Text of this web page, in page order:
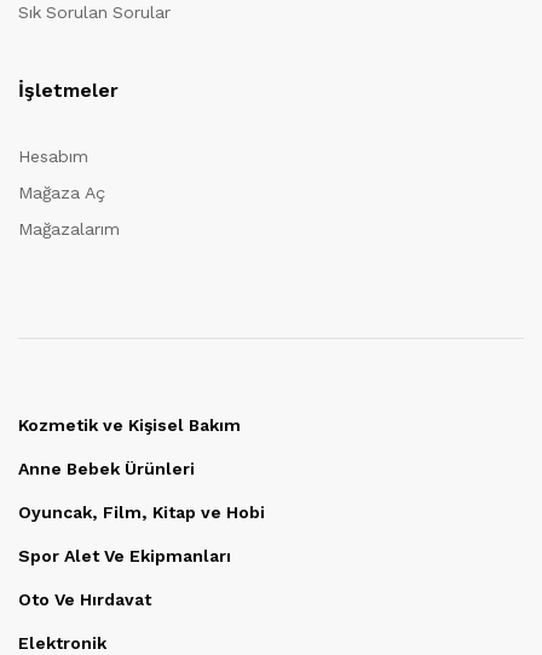
Sık Sorulan Sorular
İşletmeler
Hesabım
Mağaza Aç
Mağazalarım
Kozmetik ve Kişisel Bakım
Anne Bebek Ürünleri
Oyuncak, Film, Kitap ve Hobi
Spor Alet Ve Ekipmanları
Oto Ve Hırdavat
Elektronik